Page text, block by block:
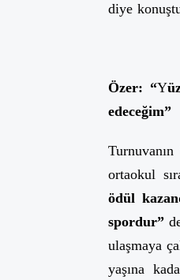
diye
Özer: “Y
edeceğim”
ortaokul
ödül
spordur”
ulaşmaya
yaşına